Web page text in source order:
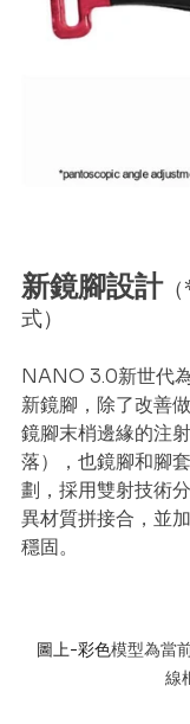
新鏡腳設計（
式）
NANO 3.0新世代
新鏡腳，除了改善
鏡腳末梢邊緣的注
落），也鏡腳和腳
劃，採用雙射技術
異材質拼接合，並
穩固。
圖上-彩色模型為當
線